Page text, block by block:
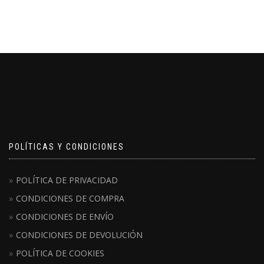
POLÍTICAS Y CONDICIONES
POLÍTICA DE PRIVACIDAD
CONDICIONES DE COMPRA
CONDICIONES DE ENVÍO
CONDICIONES DE DEVOLUCIÓN
POLÍTICA DE COOKIES